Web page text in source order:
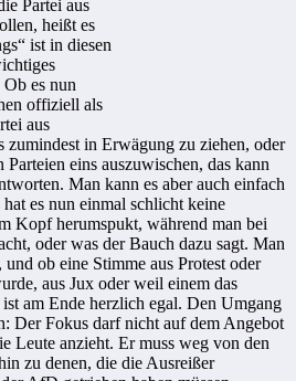
Partei aus
heißt es
ist in diesen
es nun
offiziell als
aus
zumindest in Erwägung zu ziehen, oder
eins auszuwischen, das kann
Man kann es aber auch einfach
es nun einmal schlicht keine
Kopf herumspukt, während man bei
oder was der Bauch dazu sagt. Man
ob eine Stimme aus Protest oder
aus Jux oder weil einem das
ist am Ende herzlich egal. Den Umgang
Der Fokus darf nicht auf dem Angebot
Leute anzieht. Er muss weg von den
zu denen, die die Ausreißer